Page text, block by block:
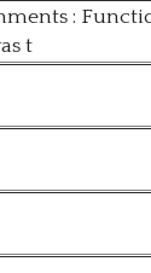
:
t